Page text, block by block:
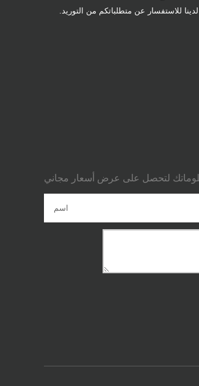
للاستفسار عن متطلباتكم من التوريد.
لتحصل على عرض أسعار مجاني